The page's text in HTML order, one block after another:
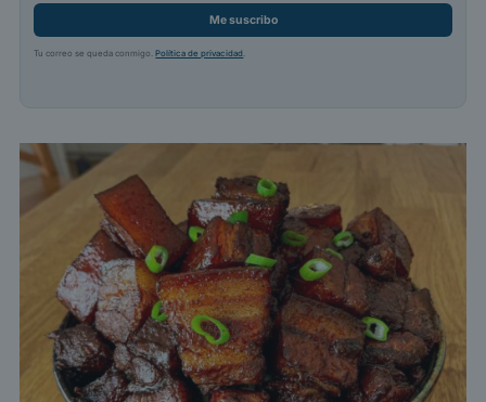
Me suscribo
Tu correo se queda conmigo.Política de privacidad